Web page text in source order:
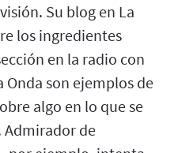
Su blog en La
los ingredientes
en la radio con
Onda son ejemplos de
algo en lo que se
de